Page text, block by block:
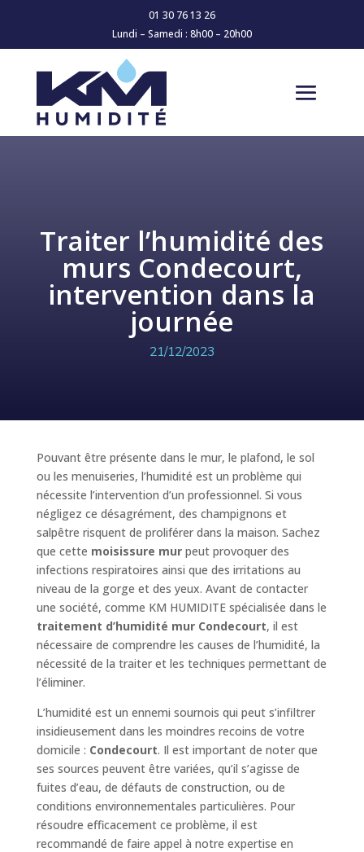
01 30 76 13 26
Lundi – Samedi : 8h00 – 20h00
Traiter l’humidité des
murs Condecourt,
intervention dans la
journée
21/12/2023
Pouvant être présente dans le mur, le plafond, le sol
ou les menuiseries, l’humidité est un problème qui
nécessite l’intervention d’un professionnel. Si vous
négligez ce désagrément, des champignons et
salpêtre risquent de proliférer dans la maison. Sachez
que cette moisissure murpeut provoquer des
infections respiratoires ainsi que des irritations au
niveau de la gorge et des yeux. Avant de contacter
une société, comme KM HUMIDITE spécialisée dans le
traitement d’humidité mur Condecourt, il est
nécessaire de comprendre les causes de l’humidité, la
nécessité de la traiter et les techniques permettant de
l’éliminer.
L’humidité est un ennemi sournois qui peut s’infiltrer
insidieusement dans les moindres recoins de votre
domicile : Condecourt. Il est important de noter que
ses sources peuvent être variées, qu’il s’agisse de
fuites d’eau, de défauts de construction, ou de
conditions environnementales particulières. Pour
résoudre efficacement ce problème, il est
recommandé de faire appel à notre expertise en